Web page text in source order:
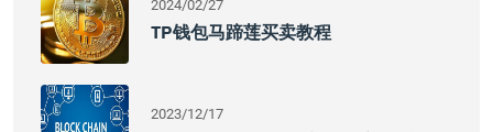
2024/02/27
TP钱包马蹄莲买卖教程
2023/12/17